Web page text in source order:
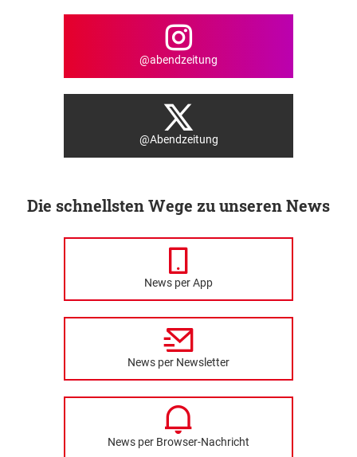
@abendzeitung
@Abendzeitung
Die schnellsten Wege zu unseren News
News per App
News per Newsletter
News per Browser-Nachricht